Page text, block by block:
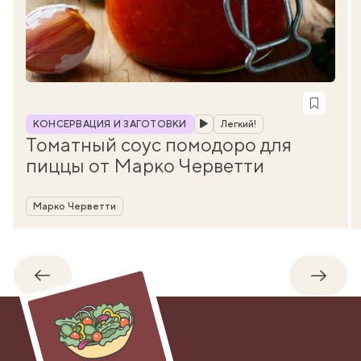
Рубрика
КОНСЕРВАЦИЯ И ЗАГОТОВКИ Легкий!
Томатный соус помодоро для
пиццы от Марко Черветти
Автор
Марко Черветти
Обратно